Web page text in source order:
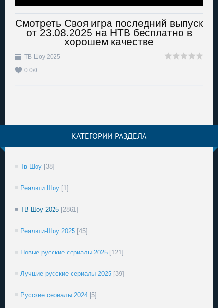
Смотреть Своя игра последний выпуск
от 23.08.2025 на НТВ бесплатно в
хорошем качестве
ТВ-Шоу 2025
0.0/0
КАТЕГОРИИ РАЗДЕЛА
Тв Шоу [38]
Реалити Шоу [1]
ТВ-Шоу 2025 [2861]
Реалити-Шоу 2025 [45]
Новые русские сериалы 2025 [121]
Лучшие русские сериалы 2025 [39]
Русские сериалы 2024 [5]